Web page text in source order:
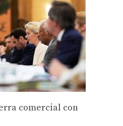
comercial con